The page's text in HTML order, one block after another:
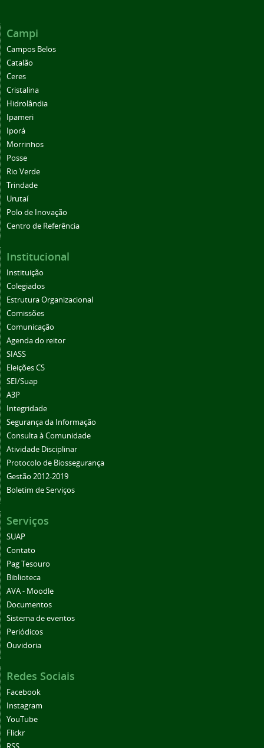
Campi
Campos Belos
Catalão
Ceres
Cristalina
Hidrolândia
Ipameri
Iporá
Morrinhos
Posse
Rio Verde
Trindade
Urutaí
Polo de Inovação
Centro de Referência
Institucional
Instituição
Colegiados
Estrutura Organizacional
Comissões
Comunicação
Agenda do reitor
SIASS
Eleições CS
SEI/Suap
A3P
Integridade
Segurança da Informação
Consulta à Comunidade
Atividade Disciplinar
Protocolo de Biossegurança
Gestão 2012-2019
Boletim de Serviços
Serviços
SUAP
Contato
Pag Tesouro
Biblioteca
AVA - Moodle
Documentos
Sistema de eventos
Periódicos
Ouvidoria
Redes Sociais
Facebook
Instagram
YouTube
Flickr